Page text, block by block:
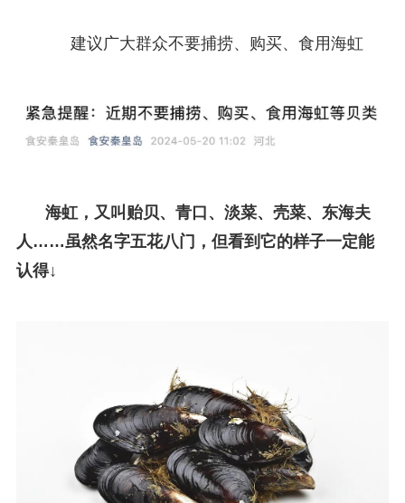
建议广大群众不要捕捞、购买、食用海虹
海虹，又叫贻贝、青口、淡菜、壳菜、东海夫
人……虽然名字五花八门，但看到它的样子一定能
认得↓